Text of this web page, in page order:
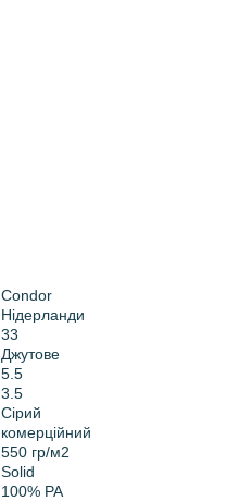
Condor
Нідерланди
33
Джутове
5.5
3.5
Сірий
комерційний
550 гр/м2
Solid
100% PA